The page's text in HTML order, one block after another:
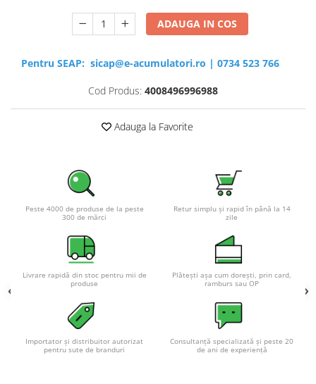
ADAUGA IN COS
Pentru SEAP: sicap@e-acumulatori.ro | 0734 523 766
Cod Produs: 4008496996988
Adauga la Favorite
Peste 4000 de produse de la peste
300 de mărci
Retur simplu și rapid în până la 14
zile
Livrare rapidă din stoc pentru mii de
produse
Plătești așa cum dorești, prin card,
ramburs sau OP
Importator și distribuitor autorizat
pentru sute de branduri
Consultanță specializată și peste 20
de ani de experiență